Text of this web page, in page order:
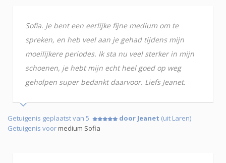
Sofia. Je bent een eerlijke fijne medium om te
spreken, en heb veel aan je gehad tijdens mijn
moeilijkere periodes. Ik sta nu veel sterker in mijn
schoenen, je hebt mijn echt heel goed op weg
geholpen super bedankt daarvoor. Liefs Jeanet.
Getuigenis geplaatst van 5 door Jeanet (uit Laren)
Getuigenis voormedium Sofia